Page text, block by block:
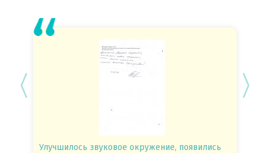
Улучшилось звуковое окружение, появились